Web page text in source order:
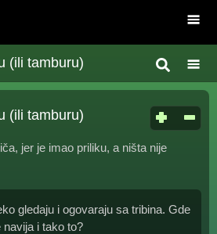
(ili tamburu)
(ili tamburu)
jer je imao priliku, a ništa nije
gledaju i ogovaraju sa tribina. Gde
i tako to?